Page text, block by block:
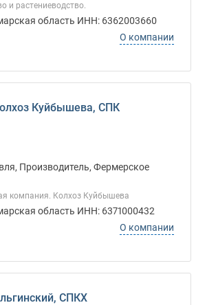
и растениеводство.
область ИНН: 6362003660
О компании
Куйбышева, СПК
Производитель, Фермерское
компания. Колхоз Куйбышева
область ИНН: 6371000432
О компании
СПКХ